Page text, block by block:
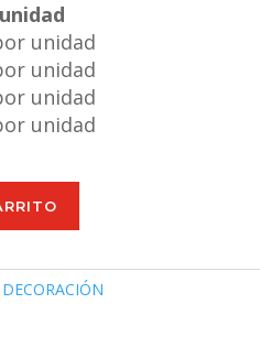
unidad
unidad
unidad
unidad